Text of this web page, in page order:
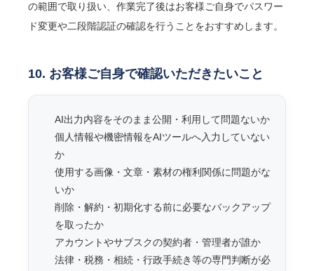
の範囲で取り扱い、作業完了後はお客様ご自身でパスワー
ド変更や二段階認証の確認を行うことをおすすめします。
10. お客様ご自身で確認いただきたいこと
AI出力内容をそのまま公開・利用して問題ないか
個人情報や機密情報をAIツールへ入力していない
か
使用する画像・文章・素材の権利関係に問題がな
いか
削除・解約・初期化する前に必要なバックアップ
を取ったか
アカウントやサブスクの契約者・管理者が誰か
法律・税務・相続・行政手続き等の専門判断が必